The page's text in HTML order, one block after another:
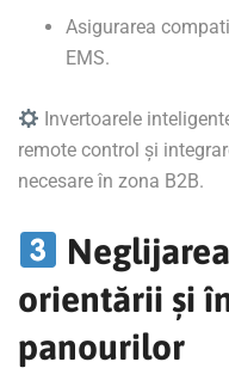
Asigurarea
EMS.
Invertoarele
remote control și
necesare în zona B2B.
orientării și
panourilor